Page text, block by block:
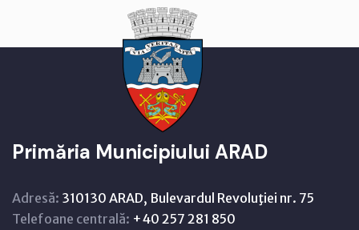
Primăria Municipiului ARAD
Adresă: 310130 ARAD, Bulevardul Revoluţiei nr. 75
Telefoane centrală: +40 257 281 850